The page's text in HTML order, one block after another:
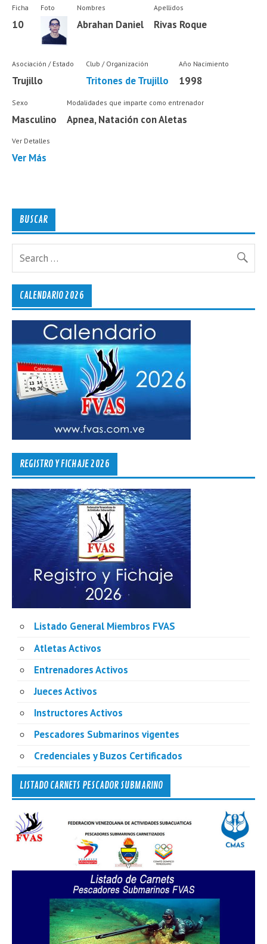
Ficha
10
Foto Nombres
Abrahan Daniel
Apellidos
Rivas Roque
Asociación / Estado
Trujillo
Club / Organización
Tritones de Trujillo
Año Nacimiento
1998
Sexo
Masculino
Modalidades que imparte como entrenador
Apnea, Natación con Aletas
Ver Detalles
Ver Más
BUSCAR
CALENDARIO 2026
REGISTRO Y FICHAJE 2026
Listado General Miembros FVAS
Atletas Activos
Entrenadores Activos
Jueces Activos
Instructores Activos
Pescadores Submarinos vigentes
Credenciales y Buzos Certificados
LISTADO CARNETS PESCADOR SUBMARINO